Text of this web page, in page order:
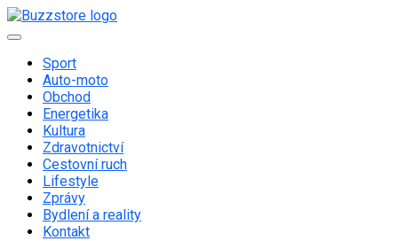
Skip
to
Primary
Sport
Auto-moto
Obchod
Energetika
Kultura
Zdravotnictví
Cestovní ruch
Lifestyle
Zprávy
Bydlení a reality
Kontakt